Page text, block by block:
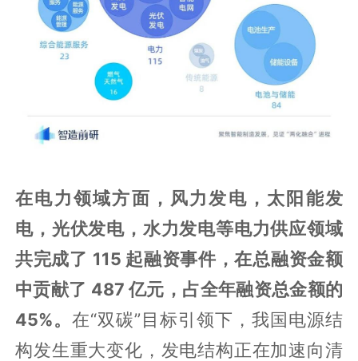
在电力领域方面，风力发电，太阳能发
电，光伏发电，水力发电等电力供应领域
共完成了 115 起融资事件，在总融资金额
中贡献了 487 亿元，占全年融资总金额的
45%。在“双碳”目标引领下，我国电源结
构发生重大变化，发电结构正在加速向清